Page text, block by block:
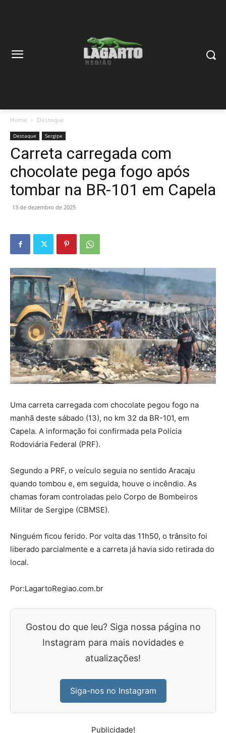
Home Destaque
Destaque Sergipe
Carreta carregada com
chocolate pega fogo após
tombar na BR-101 em Capela
13 de dezembro de 2025
Uma carreta carregada com chocolate pegou fogo na
manhã deste sábado (13), no km 32 da BR-101, em
Capela. A informação foi confirmada pela Polícia
Rodoviária Federal (PRF).
Segundo a PRF, o veículo seguia no sentido Aracaju
quando tombou e, em seguida, houve o incêndio. As
chamas foram controladas pelo Corpo de Bombeiros
Militar de Sergipe (CBMSE).
Ninguém ficou ferido. Por volta das 11h50, o trânsito foi
liberado parcialmente e a carreta já havia sido retirada do
local.
Por:LagartoRegiao.com.br
Gostou do que leu? Siga nossa página no
Instagram para mais novidades e
atualizações!
Siga-nos no Instagram
Publicidade!